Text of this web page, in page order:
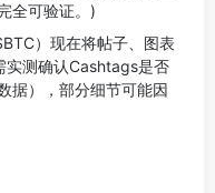
全可验证。)
）现在将帖子、图表
实测确认Cashtags是否
据），部分细节可能因